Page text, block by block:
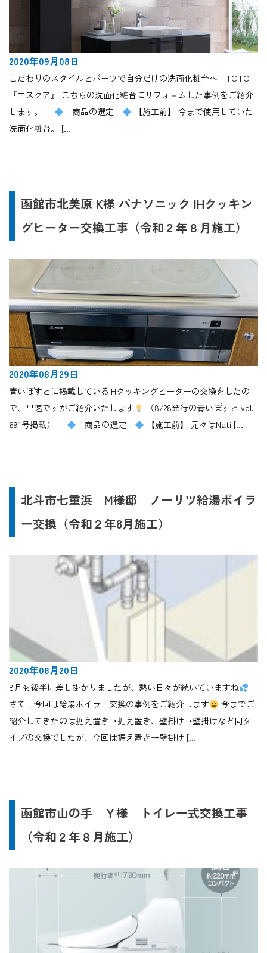
2020年09月08日
こだわりのスタイルとパーツで自分だけの洗面化粧台へ TOTO
『エスクア』 こちらの洗面化粧台にリフォ－ムした事例をご紹介
します。
商品の選定
【施工前】 今まで使用していた
洗面化粧台。 […
函館市北美原 K様 パナソニック IHクッキン
グヒーター交換工事（令和２年８月施工）
2020年08月29日
青いぽすとに掲載しているIHクッキングヒーターの交換をしたの
で、早速ですがご紹介いたします
（8/28発行の青いぽすと vol.
691号掲載）
商品の選定 【施工前】 元々はNati […
北斗市七重浜 M様邸 ノーリツ給湯ボイラ
ー交換（令和２年8月施工）
2020年08月20日
8月も後半に差し掛かりましたが、熱い日々が続いていますね
さて！今回は給湯ボイラー交換の事例をご紹介します
今までご
紹介してきたのは据え置き→据え置き、壁掛け→壁掛けなど同タ
イプの交換でしたが、今回は据え置き→壁掛け […
函館市山の手 Ｙ様 トイレ一式交換工事
（令和２年８月施工）